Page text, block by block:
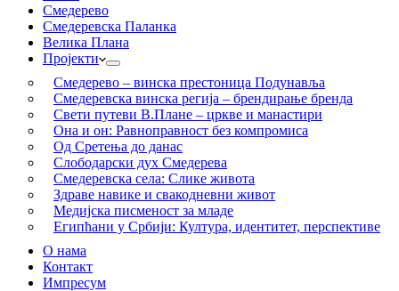
Смедерево
Смедеревска Паланка
Велика Плана
Пројекти
Смедерево – винска престоница Подунавља
Смедеревска винска регија – брендирање бренда
Свети путеви В.Плане – цркве и манастири
Она и он: Равноправност без компромиса
Од Сретења до данас
Слободарски дух Смедерева
Смедеревска села: Слике живота
Здраве навике и свакодневни живот
Медијска писменост за младе
Египћани у Србији: Култура, идентитет, перспективе
О нама
Контакт
Импресум